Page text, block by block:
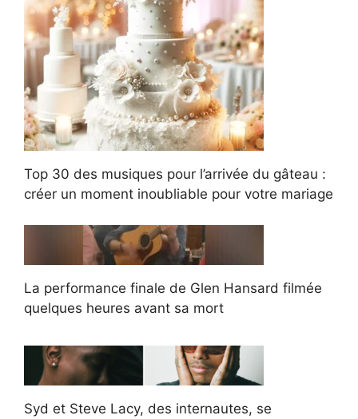
Top 30 des musiques pour l’arrivée du gâteau :
créer un moment inoubliable pour votre mariage
La performance finale de Glen Hansard filmée
quelques heures avant sa mort
Syd et Steve Lacy, des internautes, se